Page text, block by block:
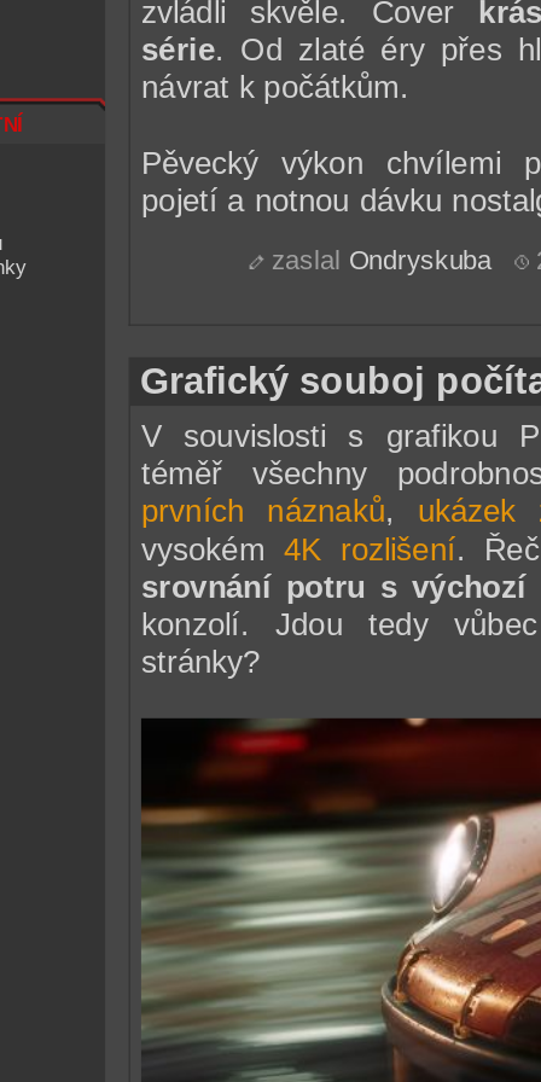
zvládli skvěle. Cover
série. Od zlaté éry přes
návrat k počátkům.
Pěvecký výkon chvílemi
pojetí a notnou dávku
zaslal Ondryskuba
Grafický souboj
V souvislosti s grafikou
téměř všechny
prvních náznaků, ukázek
vysokém4K rozlišení.
srovnání potru s výchozí
konzolí. Jdou tedy
stránky?